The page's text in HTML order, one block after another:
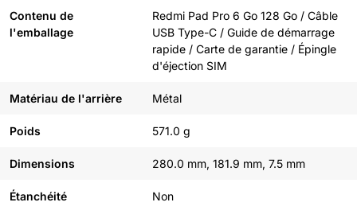
Contenu de
l'emballage
Redmi Pad Pro 6 Go 128 Go / Câble
USB Type-C / Guide de démarrage
rapide / Carte de garantie / Épingle
d'éjection SIM
Matériau de l'arrière Métal
Poids 571.0 g
Dimensions 280.0 mm, 181.9 mm, 7.5 mm
Étanchéité Non